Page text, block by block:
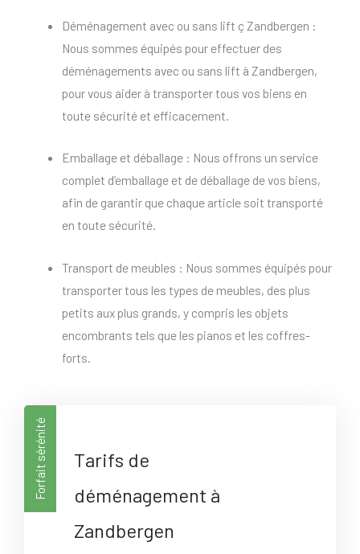
Déménagement avec ou sans lift ç Zandbergen :
Nous sommes équipés pour effectuer des
déménagements avec ou sans lift à Zandbergen,
pour vous aider à transporter tous vos biens en
toute sécurité et efficacement.
Emballage et déballage : Nous offrons un service
complet d’emballage et de déballage de vos biens,
afin de garantir que chaque article soit transporté
en toute sécurité.
Transport de meubles : Nous sommes équipés pour
transporter tous les types de meubles, des plus
petits aux plus grands, y compris les objets
encombrants tels que les pianos et les coffres-
forts.
Forfait sérénité
Tarifs de
déménagement à
Zandbergen